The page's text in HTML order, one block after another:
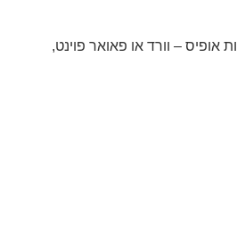
– וורד או פאואר פוינט,